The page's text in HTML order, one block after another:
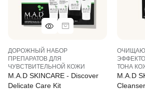
ДОРОЖНЫЙ НАБОР
ПРЕПАРАТОВ ДЛЯ
ЧУВСТВИТЕЛЬНОЙ КОЖИ
M.A.D SKINCARE - Discover
Delicate Care Kit
ТОНА
M.A.D
Cleanser